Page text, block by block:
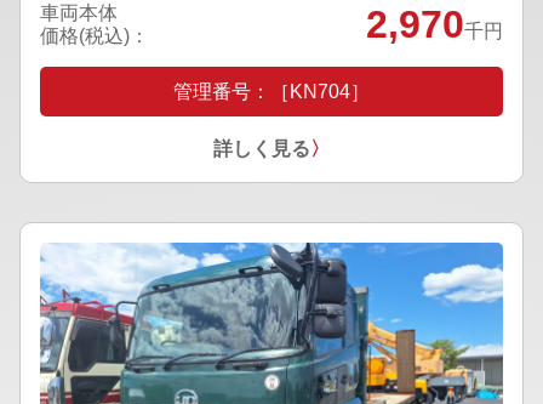
車両本体
価格(税込)：
2,970千円
管理番号：［KN704］
詳しく見る〉